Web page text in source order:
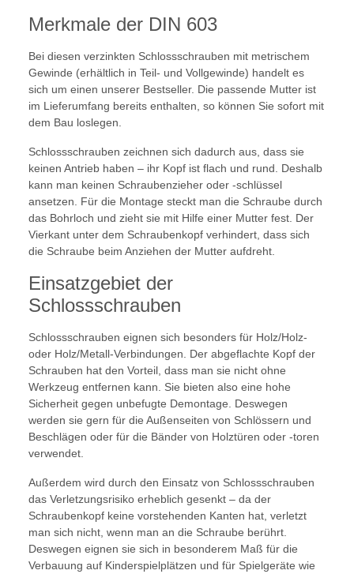
Merkmale der DIN 603
Bei diesen verzinkten Schlossschrauben mit metrischem
Gewinde (erhältlich in Teil- und Vollgewinde) handelt es
sich um einen unserer Bestseller. Die passende Mutter ist
im Lieferumfang bereits enthalten, so können Sie sofort mit
dem Bau loslegen.
Schlossschrauben zeichnen sich dadurch aus, dass sie
keinen Antrieb haben – ihr Kopf ist flach und rund. Deshalb
kann man keinen Schraubenzieher oder -schlüssel
ansetzen. Für die Montage steckt man die Schraube durch
das Bohrloch und zieht sie mit Hilfe einer Mutter fest. Der
Vierkant unter dem Schraubenkopf verhindert, dass sich
die Schraube beim Anziehen der Mutter aufdreht.
Einsatzgebiet der
Schlossschrauben
Schlossschrauben eignen sich besonders für Holz/Holz-
oder Holz/Metall-Verbindungen. Der abgeflachte Kopf der
Schrauben hat den Vorteil, dass man sie nicht ohne
Werkzeug entfernen kann. Sie bieten also eine hohe
Sicherheit gegen unbefugte Demontage. Deswegen
werden sie gern für die Außenseiten von Schlössern und
Beschlägen oder für die Bänder von Holztüren oder -toren
verwendet.
Außerdem wird durch den Einsatz von Schlossschrauben
das Verletzungsrisiko erheblich gesenkt – da der
Schraubenkopf keine vorstehenden Kanten hat, verletzt
man sich nicht, wenn man an die Schraube berührt.
Deswegen eignen sie sich in besonderem Maß für die
Verbauung auf Kinderspielplätzen und für Spielgeräte wie